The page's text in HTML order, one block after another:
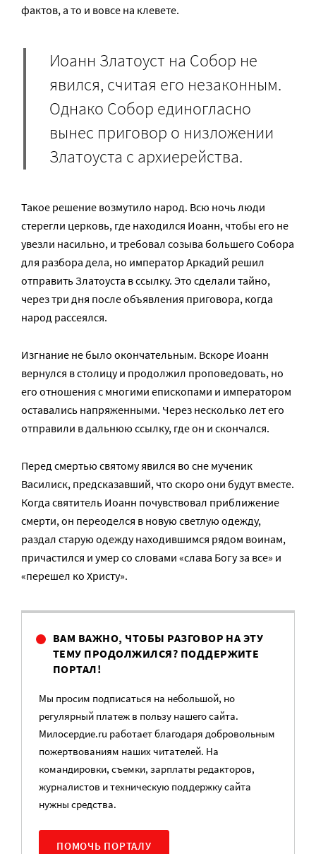
фактов, а то и вовсе на клевете.
Иоанн Златоуст на Собор не
явился, считая его незаконным.
Однако Собор единогласно
вынес приговор о низложении
Златоуста с архиерейства.
Такое решение возмутило народ. Всю ночь люди
стерегли церковь, где находился Иоанн, чтобы его не
увезли насильно, и требовал созыва большего Собора
для разбора дела, но император Аркадий решил
отправить Златоуста в ссылку. Это сделали тайно,
через три дня после объявления приговора, когда
народ рассеялся.
Изгнание не было окончательным. Вскоре Иоанн
вернулся в столицу и продолжил проповедовать, но
его отношения с многими епископами и императором
оставались напряженными. Через несколько лет его
отправили в дальнюю ссылку, где он и скончался.
Перед смертью святому явился во сне мученик
Василиск, предсказавший, что скоро они будут вместе.
Когда святитель Иоанн почувствовал приближение
смерти, он переоделся в новую светлую одежду,
раздал старую одежду находившимся рядом воинам,
причастился и умер со словами «слава Богу за все» и
«перешел ко Христу».
ВАМ ВАЖНО, ЧТОБЫ РАЗГОВОР НА ЭТУ
ТЕМУ ПРОДОЛЖИЛСЯ? ПОДДЕРЖИТЕ
ПОРТАЛ!
Мы просим подписаться на небольшой, но
регулярный платеж в пользу нашего сайта.
Милосердие.ru работает благодаря добровольным
пожертвованиям наших читателей. На
командировки, съемки, зарплаты редакторов,
журналистов и техническую поддержку сайта
нужны средства.
ПОМОЧЬ ПОРТАЛУ